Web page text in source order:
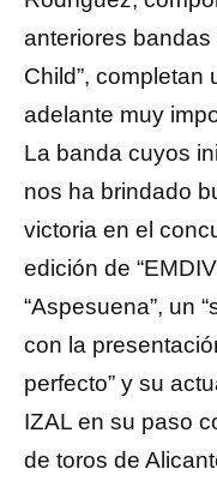
anteriores bandas
Child”, completan
adelante muy
La banda cuyos
nos ha brindado
victoria en el
edición de
“Aspesuena”, un
con la
perfecto” y su
IZAL en su paso
de toros de